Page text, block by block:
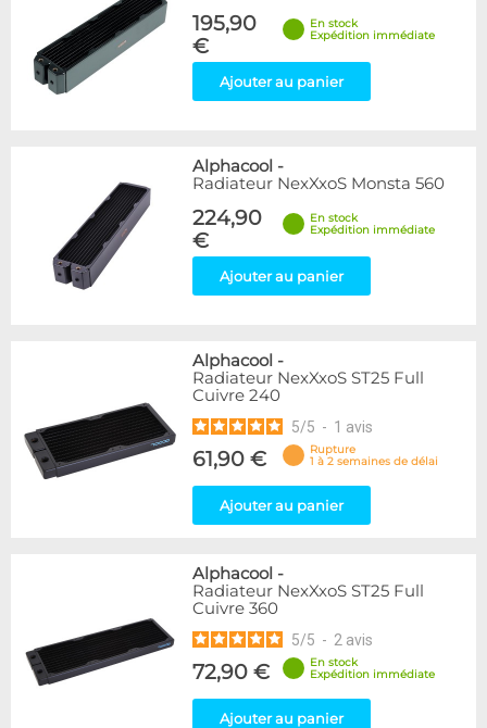
195,90
€
En stock
Expédition immédiate
Ajouter au panier
Alphacool -
Radiateur NexXxoS Monsta 560
224,90
€
En stock
Expédition immédiate
Ajouter au panier
Alphacool -
Radiateur NexXxoS ST25 Full
Cuivre 240
5/5 - 1 avis
61,90 €
Rupture
1 à 2 semaines de délai
Ajouter au panier
Alphacool -
Radiateur NexXxoS ST25 Full
Cuivre 360
5/5 - 2 avis
72,90 €
En stock
Expédition immédiate
Ajouter au panier